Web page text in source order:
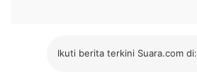
Ikuti berita terkini Suara.com di: